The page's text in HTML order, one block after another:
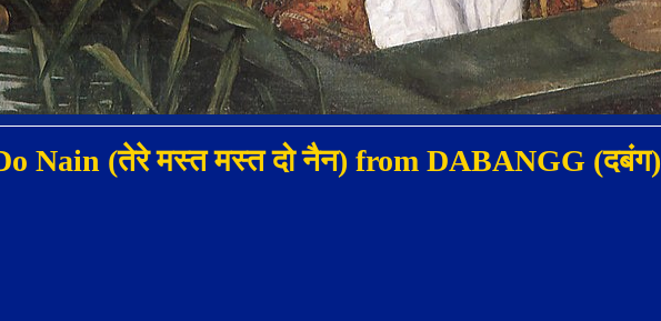
Nain (तेरे मस्त मस्त दो नैन) from DABANGG (दबंग)